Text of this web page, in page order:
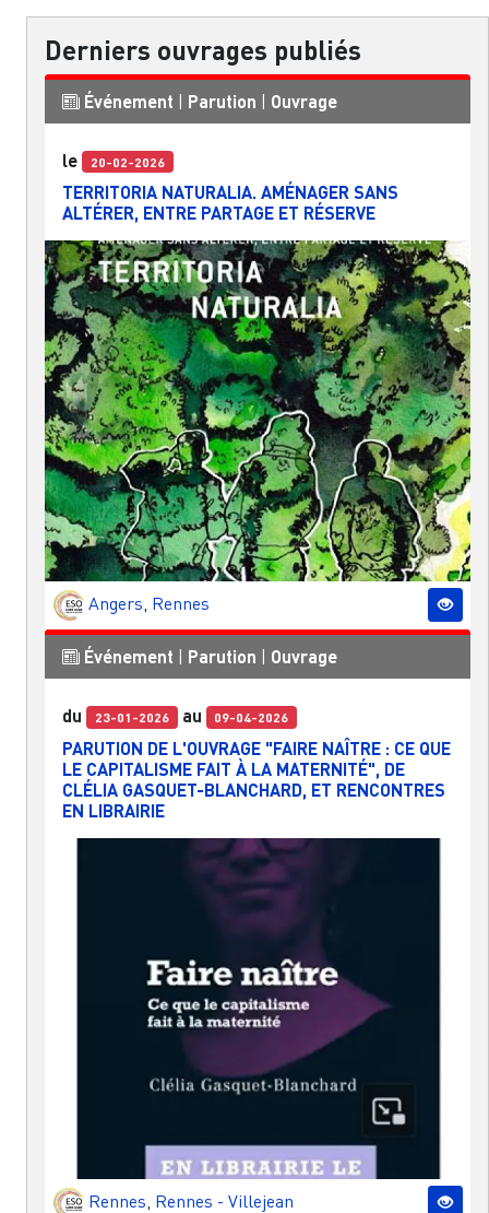
Derniers ouvrages publiés
Événement Parution Ouvrage
le 20-02-2026
TERRITORIA NATURALIA. AMÉNAGER SANS
ALTÉRER, ENTRE PARTAGE ET RÉSERVE
Angers, Rennes
Événement Parution Ouvrage
du 23-01-2026 au 09-04-2026
PARUTION DE L'OUVRAGE "FAIRE NAÎTRE : CE QUE
LE CAPITALISME FAIT À LA MATERNITÉ", DE
CLÉLIA GASQUET-BLANCHARD, ET RENCONTRES
EN LIBRAIRIE
Rennes Rennes - Villejean